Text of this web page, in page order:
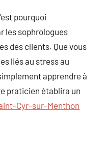
pourquoi
les sophrologues
des clients. Que vous
liés au stress au
apprendre à
praticien établira un
Cyr-sur-Menthon